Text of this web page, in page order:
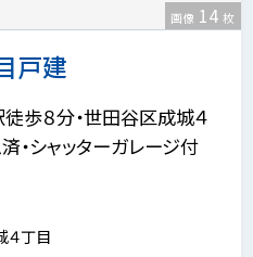
戸建
画像 14 枚
歩８分・世田谷区成城４
・シャッターガレージ付
４丁目